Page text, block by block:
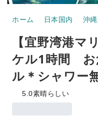
ホーム 日本国内 沖
【宜野湾港マ
ケル1時間
ル＊シャワー
5.0素晴らしい